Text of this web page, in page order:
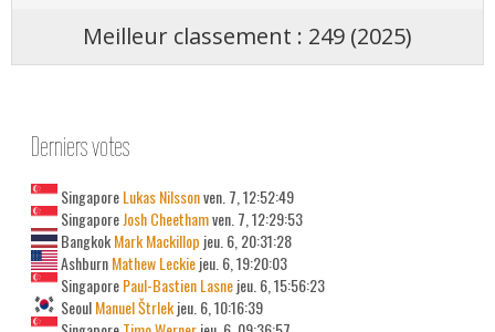
Meilleur classement : 249 (2025)
Derniers votes
SingaporeLukas Nilssonven. 7, 12:52:49
SingaporeJosh Cheethamven. 7, 12:29:53
BangkokMark Mackillop jeu. 6, 20:31:28
AshburnMathew Leckiejeu. 6, 19:20:03
SingaporePaul-Bastien Lasnejeu. 6, 15:56:23
SeoulManuel Štrlekjeu. 6, 10:16:39